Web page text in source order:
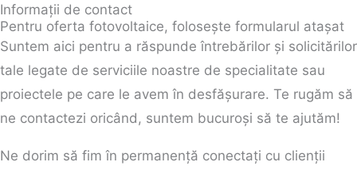
Informații de contact
Pentru oferta fotovoltaice, folosește formularul atașat
Suntem aici pentru a răspunde întrebărilor și solicitărilor
tale legate de serviciile noastre de specialitate sau
proiectele pe care le avem în desfășurare. Te rugăm să
ne contactezi oricând, suntem bucuroși să te ajutăm!
Ne dorim să fim în permanență conectați cu clienții